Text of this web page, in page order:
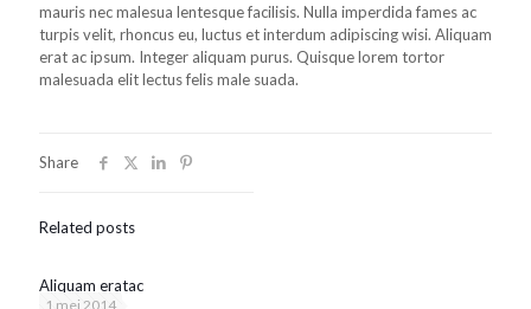
mauris nec malesua lentesque facilisis. Nulla imperdida fames ac
turpis velit, rhoncus eu, luctus et interdum adipiscing wisi. Aliquam
erat ac ipsum. Integer aliquam purus. Quisque lorem tortor
malesuada elit lectus felis male suada.
Share
Related posts
1 mei 2014
Aliquam eratac